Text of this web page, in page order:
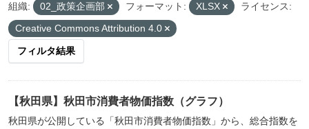
組織: 02_政策企画部 フォーマット: XLSX
ライセンス:
Creative Commons Attribution 4.0
フィルタ結果
【秋田県】秋田市消費者物価指数（グラフ）
秋田県が公開している「秋田市消費者物価指数」から、総合指数を